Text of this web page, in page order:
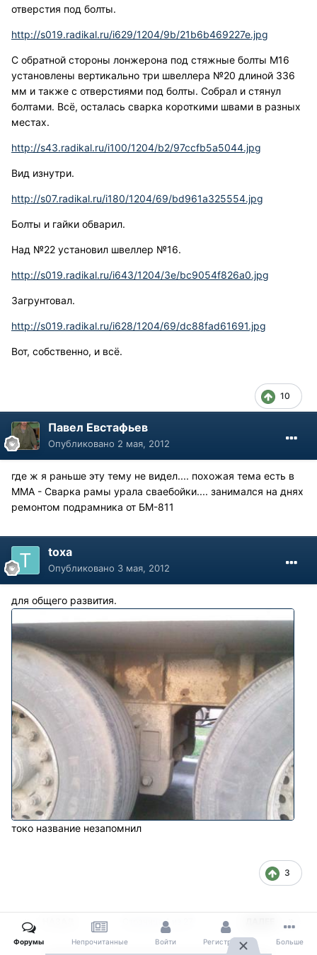
отверстия под болты.
http://s019.radikal.ru/i629/1204/9b/21b6b469227e.jpg
С обратной стороны лонжерона под стяжные болты М16
установлены вертикально три швеллера №20 длиной 336
мм и также с отверстиями под болты. Собрал и стянул
болтами. Всё, осталась сварка короткими швами в разных
местах.
http://s43.radikal.ru/i100/1204/b2/97ccfb5a5044.jpg
Вид изнутри.
http://s07.radikal.ru/i180/1204/69/bd961a325554.jpg
Болты и гайки обварил.
Над №22 установил швеллер №16.
http://s019.radikal.ru/i643/1204/3e/bc9054f826a0.jpg
Загрунтовал.
http://s019.radikal.ru/i628/1204/69/dc88fad61691.jpg
Вот, собственно, и всё.
10
Павел Евстафьев
Опубликовано 2 мая, 2012
где ж я раньше эту тему не видел.... похожая тема есть в
MMA - Сварка рамы урала сваебойки.... занимался на днях
ремонтом подрамника от БМ-811
toxa
Опубликовано 3 мая, 2012
для общего развития.
токо название незапомнил
3
Страница 1 из 27
Форумы Непрочитанные Войти Регистрация Больше